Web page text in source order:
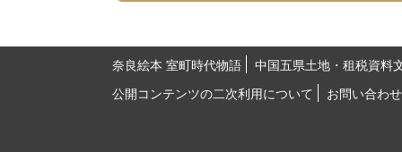
奈良絵本 室町時代物語
中国五県土地・租税資料
公開コンテンツの二次利用について
お問い合わせ